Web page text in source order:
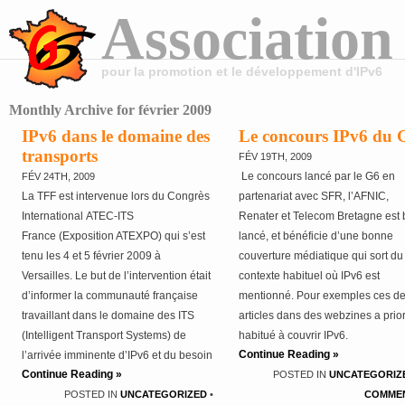
pour la promotion et le développement d'IPv6
Monthly Archive for février 2009
IPv6 dans le domaine des
transports
FÉV 24TH, 2009
La TFF est intervenue lors du Congrès
International ATEC-ITS
France (Exposition ATEXPO) qui s’est
tenu les 4 et 5 février 2009 à
Versailles. Le but de l’intervention était
d’informer la communauté française
travaillant dans le domaine des ITS
(Intelligent Transport Systems) de
l’arrivée imminente d’IPv6 et du besoin
de s’y préparer. L’article au titre
accrocheur IPv6: quel impact pour les
Continue Reading »
POSTED IN UNCATEGORIZED •
Le concours IPv6 du
FÉV 19TH, 2009
Le concours lancé par le G6 en
partenariat avec SFR, l’AFNIC,
Renater et Telecom Bretagne est
lancé, et bénéficie d’une bonne
couverture médiatique qui sort du
contexte habituel où IPv6 est
mentionné. Pour exemples ces
articles dans des webzines a
habitué à couvrir IPv6.
http://www.industrie-
technologies.com/article/
Continue Reading »
POSTED IN